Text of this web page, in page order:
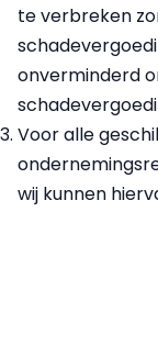
te verbreken
onverminderd
Voor alle
wij kunnen